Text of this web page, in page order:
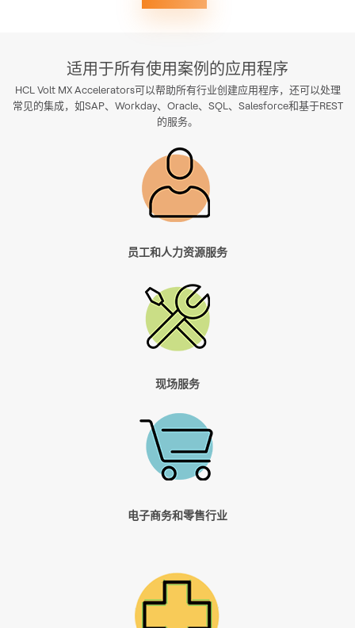
适用于所有使用案例的应用程序
HCL Volt MX Accelerators可以帮助所有行业创建应用程序，还可以处理
常见的集成，如SAP、Workday、Oracle、SQL、Salesforce和基于REST
的服务。
员工和人力资源服务
现场服务
电子商务和零售行业